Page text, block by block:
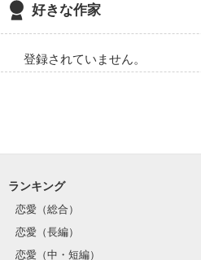
好きな作家
登録されていません。
ランキング
恋愛（総合）
恋愛（長編）
恋愛（中・短編）